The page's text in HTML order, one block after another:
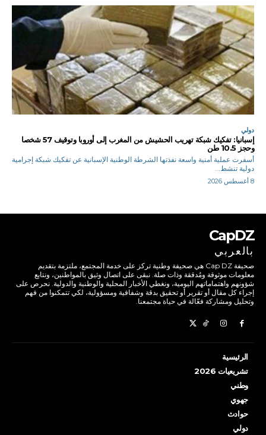
دولي
إسبانيا: تفكيك شبكة تهريب الحشيش من المغرب إلى أوروبا وتوقيف 57 شخصا
وحجز 10.5 طن
أسفرت عملية أمنية واسعة نفذتها الشرطة الوطنية الإسبانية عن تفكيك شبكة إجرامية
دولية تنشط...
8 أغسطس 2026
CapDZ
بالعربي
صحيفة Cap DZ هي صحيفة وطنية تركز على خدمة المجتمع، ملتزمة بتقديم
معلومات موثوقة ومُدققة وذات صلة. نبقى على اتصال وثيق بالمواطنين، ونتابع
شؤونهم واهتماماتهم اليومية، ونغطي الأخبار المحلية والوطنية والدولية. نحرص على
إجراء كل مقال أو تقرير أو تحقيق بدقة وشفافية ومسؤولية، لكي تتمكنوا من فهم
وتحليل ومشاركة فعّالة في حياة مجتمعنا.
الرئيسية
تشريعيات 2026
وطني
جهوي
حوادث
دولي